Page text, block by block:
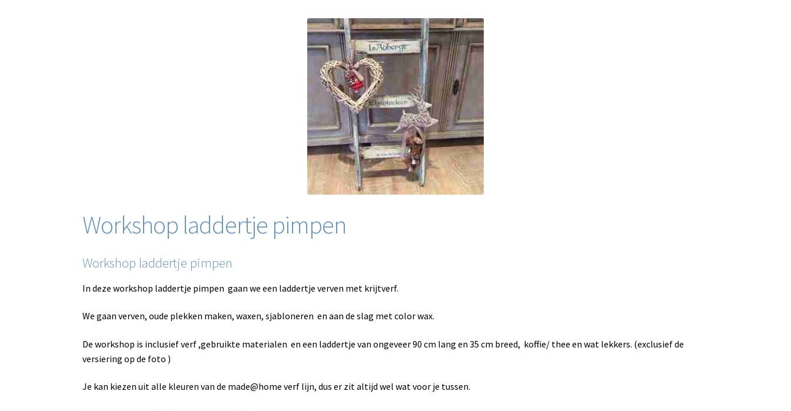
Workshop laddertje pimpen
Workshop laddertje pimpen
In deze workshop laddertje pimpen gaan we een laddertje verven met krijtverf.
We gaan verven, oude plekken maken, waxen, sjabloneren en aan de slag met color wax.
De workshop is inclusief verf ,gebruikte materialen en een laddertje van ongeveer 90 cm lang en 35 cm breed, koffie/ thee en wat lekkers. (exclusief de
versiering op de foto )
Je kan kiezen uit alle kleuren van de made@home verf lijn, dus er zit altijd wel wat voor je tussen.